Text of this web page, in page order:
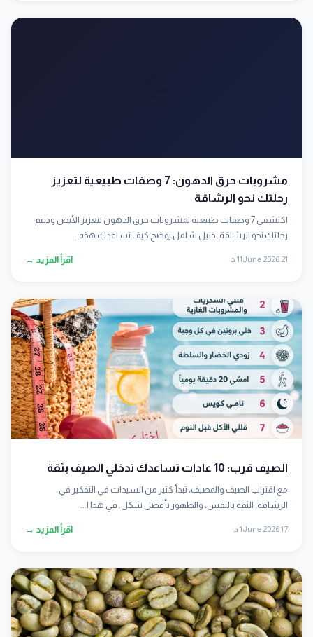
مشروبات حرق الدهون: 7 وصفات طبيعية لتعزيز
رحلتك نحو الرشاقة
اكتشفي 7 وصفات طبيعية لمشروبات حرق الدهون لتعزيز الأيض ودعم
رحلتكِ نحو الرشاقة. دليل شامل يوضح كيف تساعدكِ هذه...
21 June 2026 11 د اقرأ المزيد →
الصيف قرب: 10 عادات تساعدك تدخلي الصيف بثقة
مع اقتراب الصيف والمصيف، تبدأ كثير من السيدات في التفكير في
الرشاقة، الثقة بالنفس، والظهور بأفضل شكل. في هذا ا...
17 June 2026 1 د اقرأ المزيد →